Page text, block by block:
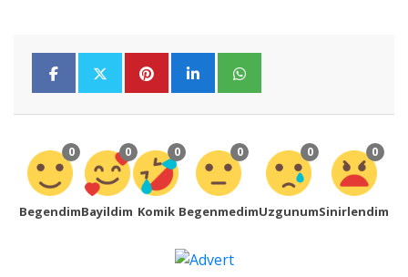
0
Begendim
0
Bayildim
0
Komik
0
Begenmedim
0
Uzgunum
0
Sinirlendim